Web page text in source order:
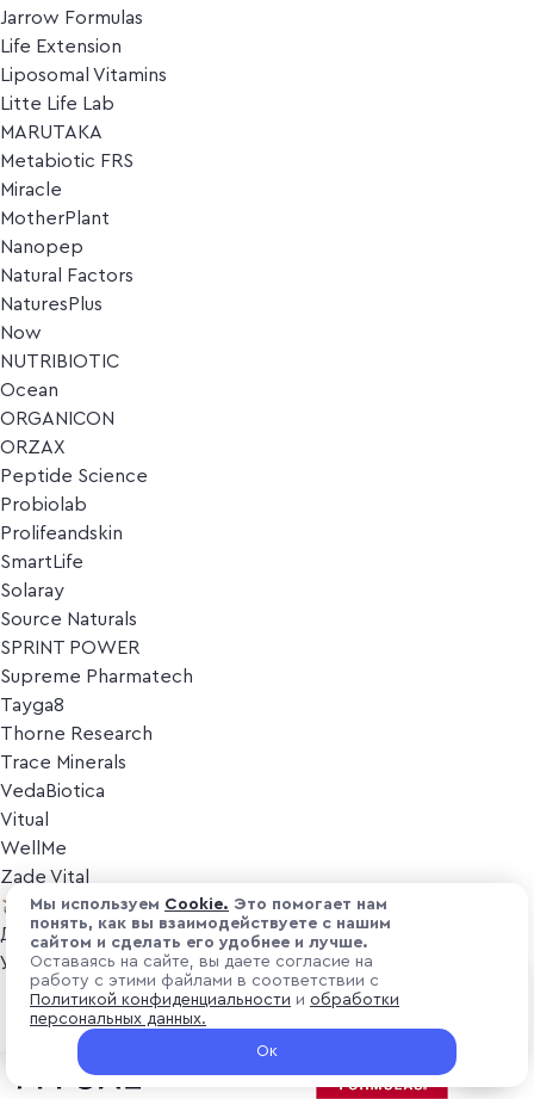
Jarrow Formulas
Life Extension
Liposomal Vitamins
Litte Life Lab
MARUTAKA
Metabiotic FRS
Miracle
MotherPlant
Nanopep
Natural Factors
NaturesPlus
Now
NUTRIBIOTIC
Ocean
ORGANICON
ORZAX
Peptide Science
Probiolab
Prolifeandskin
SmartLife
Solaray
Source Naturals
SPRINT POWER
Supreme Pharmatech
Tayga8
Thorne Research
Trace Minerals
VedaBiotica
Vitual
WellMe
Zade Vital
Косметика
Дезодоранты
Уход за лицом
Уход за телом
Популярные бренды
₽ 4 100
+ 123 ₽ витуальками
В корзину
Мы используем Cоokіе. Это помогает нам
понять, как вы взаимодействуете с нашим
сайтом и сделать его удобнее и лучше.
Оставаясь на сайте, вы даете согласие на
работу с этими файлами в соответствии с
Политикой конфиденциальности и обработки
персональных данных.
Ок